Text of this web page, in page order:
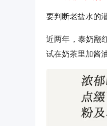
要判断老盐水的
近两年，泰奶翻
试在奶茶里加酱